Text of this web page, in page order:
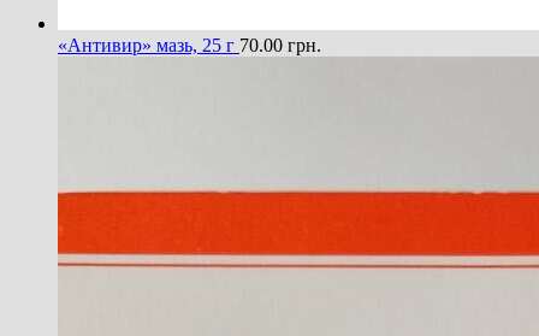
«Антивир» мазь, 25 г 70.00 грн.